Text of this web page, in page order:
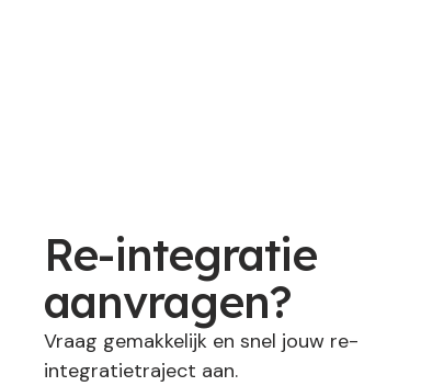
Re-integratie
aanvragen?
Vraag gemakkelijk en snel jouw re-
integratietraject aan.